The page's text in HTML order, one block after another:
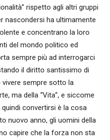
rispetto agli altri gruppi
nascondersi ha ultimamente
e concentrano la loro
del mondo politico ed
sempre più ad interrogarci
il diritto santissimo di
vivere sempre sotto la
ma della “Vita”, e siccome
convertirsi è la cosa
nuovo anno, gli uomini della
capire che la forza non sta